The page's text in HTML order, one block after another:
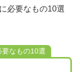
必要なもの10選
なもの10選